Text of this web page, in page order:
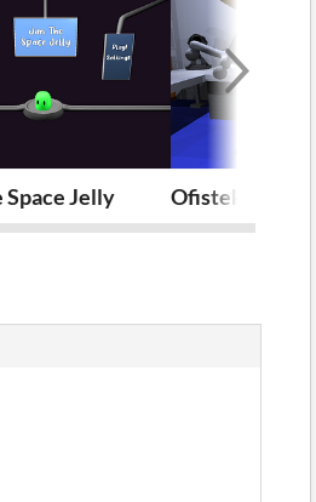
Space Jelly Ofisteki İt